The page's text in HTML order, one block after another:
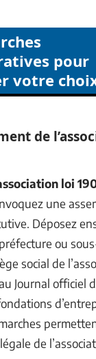
pour
votre
de
loi
une
Déposez
ou
social de
Journal officiel
de